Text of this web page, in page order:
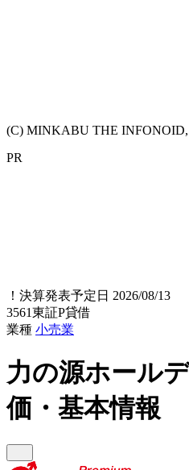
(C) MINKABU THE INFONOID,
PR
！ 決算発表予定日 2026/08/13
3561東証P貸借
業種 小売業
力の源ホール
価・基本情報